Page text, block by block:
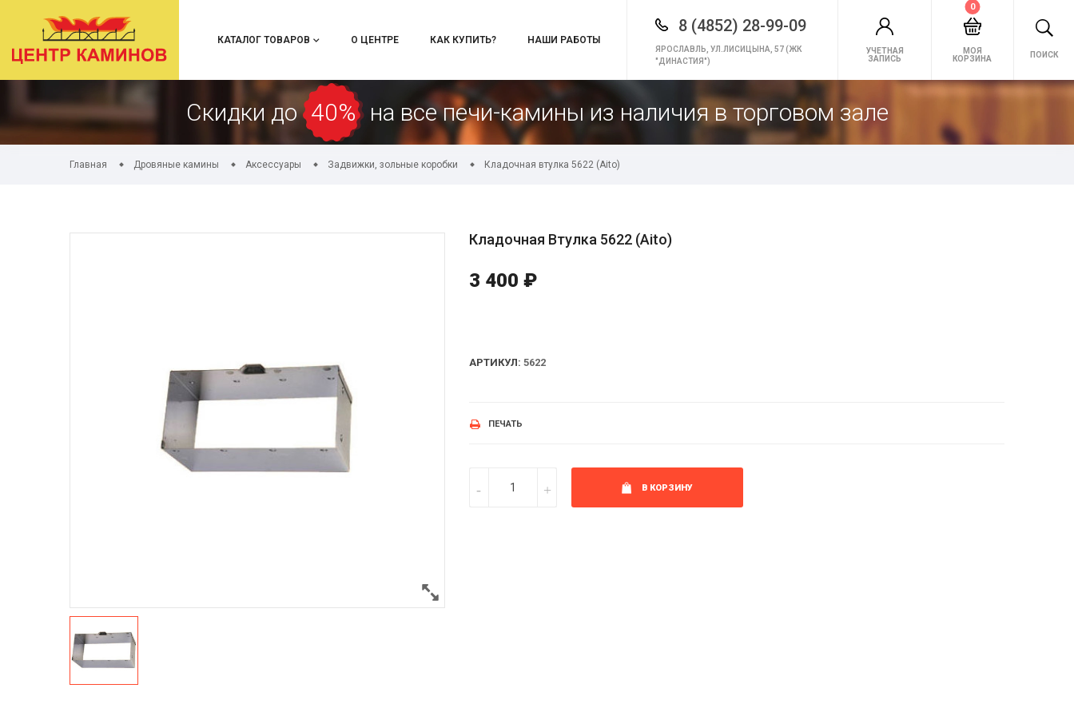
КАТАЛОГ ТОВАРОВ О ЦЕНТРЕ КАК КУПИТЬ? НАШИ РАБОТЫ
8 (4852) 28-99-09
ЯРОСЛАВЛЬ, УЛ.ЛИСИЦЫНА, 57 (ЖК
"ДИНАСТИЯ")
УЧЕТНАЯ
ЗАПИСЬ
МОЯ
КОРЗИНА
0
ПОИСК
Скидки до 40% на все печи-камины из наличия в торговом зале
Главная Дровяные камины Аксессуары Задвижки, зольные коробки Кладочная втулка 5622 (Aito)
Кладочная Втулка 5622 (Aito)
3 400 ₽
АРТИКУЛ: 5622
ПЕЧАТЬ
В КОРЗИНУ